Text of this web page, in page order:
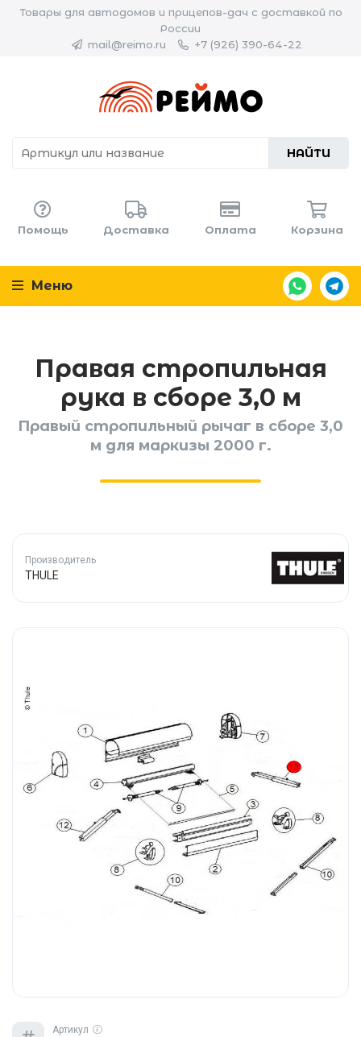
Товары для автодомов и прицепов-дач с доставкой по
России
mail@reimo.ru
+7 (926) 390-64-22
НАЙТИ
Помощь Доставка Оплата Корзина
Меню
Правая стропильная
рука в сборе 3,0 м
Правый стропильный рычаг в сборе 3,0
м для маркизы 2000 г.
Производитель
THULE
Артикул